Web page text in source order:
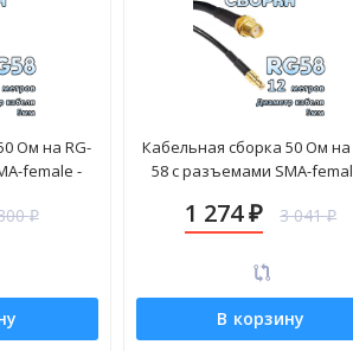
Ом на RG-
female -
₽
Кабельная сборка 50 Ом на
58 с разъемами SMA-
1 274₽ 3 041₽
В корзину